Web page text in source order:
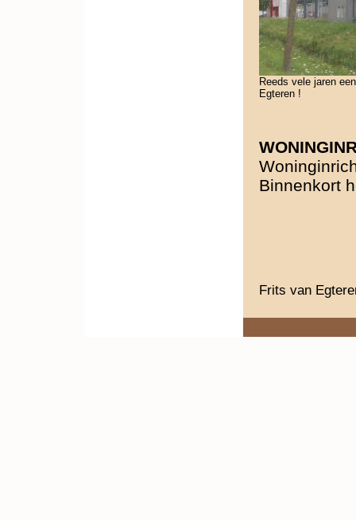
Reeds vele jaren
Egteren !
Binnenkort
Frits van